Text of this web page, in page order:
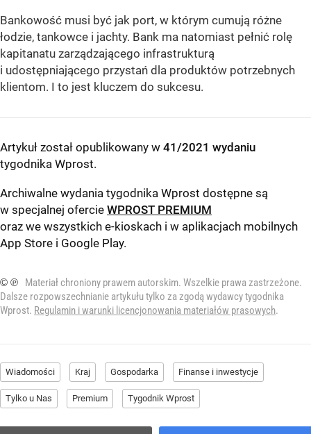
Bankowość musi być jak port, w którym cumują różne
łodzie, tankowce i jachty. Bank ma natomiast pełnić rolę
kapitanatu zarządzającego infrastrukturą
i udostępniającego przystań dla produktów potrzebnych
klientom. I to jest kluczem do sukcesu.
Artykuł został opublikowany w 41/2021 wydaniu
tygodnika Wprost.
Archiwalne wydania tygodnika Wprost dostępne są
w specjalnej ofercie WPROST PREMIUM
oraz we wszystkich e-kioskach i w aplikacjach mobilnych
App Store i Google Play.
© ℗
Materiał chroniony prawem autorskim. Wszelkie prawa zastrzeżone.
Dalsze rozpowszechnianie artykułu tylko za zgodą wydawcy tygodnika
Wprost. Regulamin i warunki licencjonowania materiałów prasowych.
Wiadomości Kraj Gospodarka Finanse i inwestycje
Tylko u Nas Premium Tygodnik Wprost